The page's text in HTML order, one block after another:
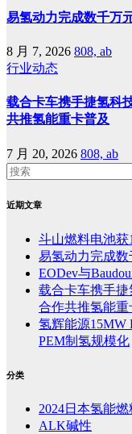
易氢动力完成数千万
8 月 7, 2026 808, ab
行业动态
载合卡车携手捷氢科
共推氢能重卡普及
7 月 20, 2026 808, ab
近期文章
斗山燃料电池获
易氢动力完成
EODev与
载合卡车携手
合作共推氢能重
氢辉能源15MW
PEM制氢规模化
分类
2024日本氢能
ALK碱性